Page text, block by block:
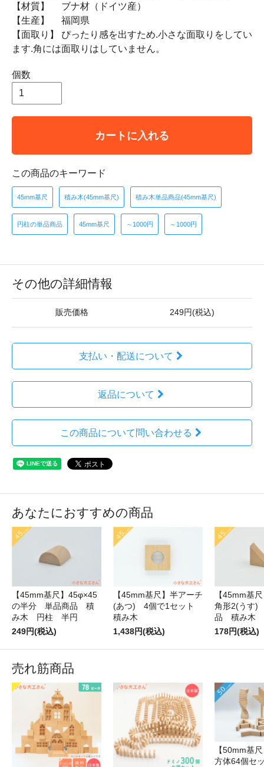
【材質】 ブナ材（ドイツ産）
【生産】 福岡県
【面取り】 ぴったり感を出すため.小さな面取りをしてい
ます.角には面取りはしていません。
個数
カートに入れる
この商品のキーワード
45mm基尺 積み木(45mm基尺) 積み木単品商品(45mm基尺)
円柱の単品商品 45mm基尺 ～1000円 ～1000円
その他の詳細情報
販売価格 249円(税込)
支払い・配送について
返品について
この商品について問い合わせる
あなたにおすすめの商品
【45mm基尺】45φ×45
の半分 単品商品 積
み木 円柱 半円
249円(税込)
【45mm基尺】半アーチ
(あつ) 4個で1セット
積み木
1,438円(税込)
【45mm基
角形2(うす)
品 積み木
178円(税込)
売れ筋商品
【50mm基
方体64個セ